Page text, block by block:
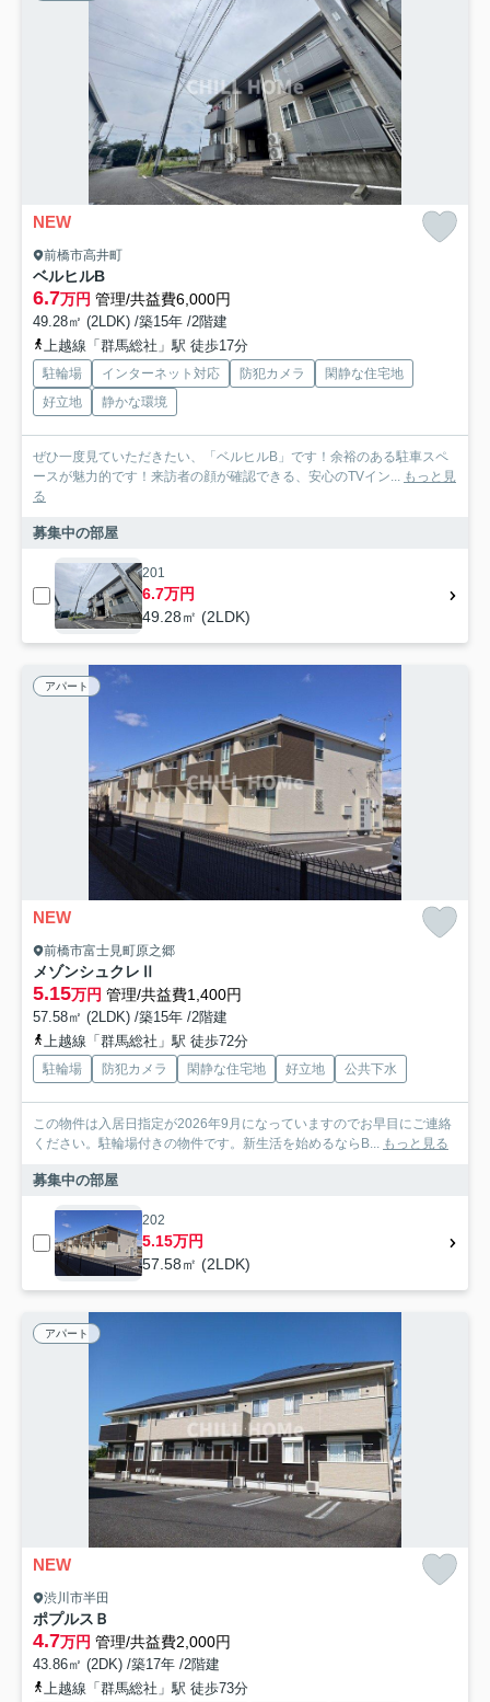
NEW
前橋市高井町
ベルヒルB
6.7万円 管理/共益費6,000円
49.28㎡ (2LDK) /築15年 /2階建
上越線「群馬総社」駅 徒歩17分
駐輪場 インターネット対応 防犯カメラ
閑静な住宅地
好立地
静かな環境
ぜひ一度見ていただきたい、「ベルヒルB」です！余裕のある駐車スペ
ースが魅力的です！来訪者の顔が確認できる、安心のTVイン... もっと見
る
募集中の部屋
201
6.7万円
49.28㎡ (2LDK)
アパート
NEW
前橋市富士見町原之郷
メゾンシュクレⅡ
5.15万円 管理/共益費1,400円
57.58㎡ (2LDK) /築15年 /2階建
上越線「群馬総社」駅 徒歩72分
駐輪場 防犯カメラ 閑静な住宅地 好立地 公共下水
この物件は入居日指定が2026年9月になっていますのでお早目にご連絡
ください。駐輪場付きの物件です。新生活を始めるならB... もっと見る
募集中の部屋
202
5.15万円
57.58㎡ (2LDK)
アパート
NEW
渋川市半田
ポプルスＢ
4.7万円 管理/共益費2,000円
43.86㎡ (2DK) /築17年 /2階建
上越線「群馬総社」駅 徒歩73分